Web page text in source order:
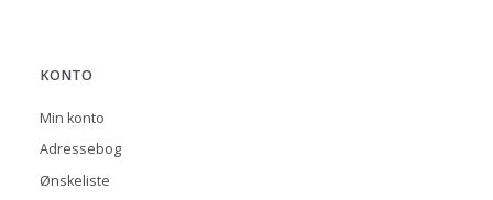
KONTO
Min konto
Adressebog
Ønskeliste